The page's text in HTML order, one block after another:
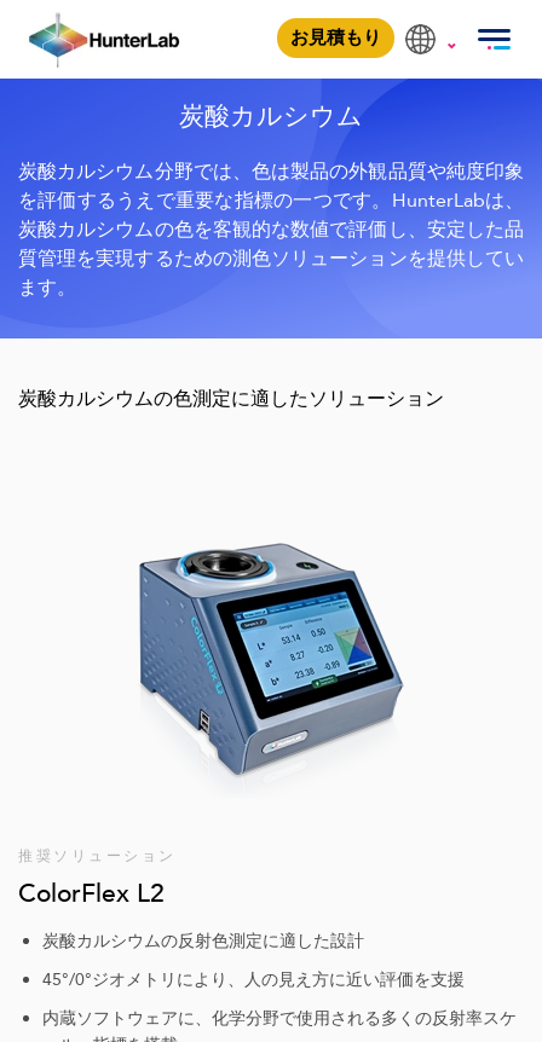
お見積もり
炭酸カルシウム
炭酸カルシウム
炭酸カルシウム分野では、色は製品の外観品質や純度印象
を評価するうえで重要な指標の一つです。HunterLabは、
炭酸カルシウムの色を客観的な数値で評価し、安定した品
質管理を実現するための測色ソリューションを提供してい
ます。
炭酸カルシウムの色測定に適したソリューション
推奨ソリューション
ColorFlex L2
炭酸カルシウムの反射色測定に適した設計
45°/0°ジオメトリにより、人の見え方に近い評価を支援
内蔵ソフトウェアに、化学分野で使用される多くの反射率スケ